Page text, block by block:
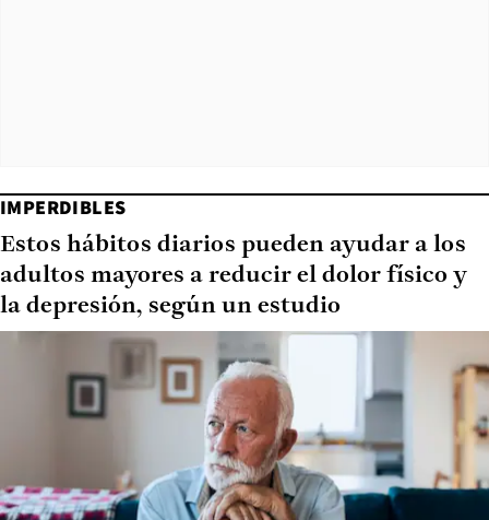
IMPERDIBLES
Estos hábitos diarios pueden ayudar a los
adultos mayores a reducir el dolor físico y
la depresión, según un estudio